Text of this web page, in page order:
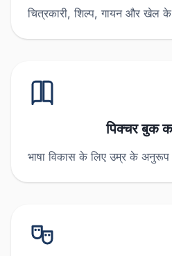
चित्रकारी, शिल्प, गायन और खेल
पिक्चर बुक
भाषा विकास के लिए उम्र के अनुरूप